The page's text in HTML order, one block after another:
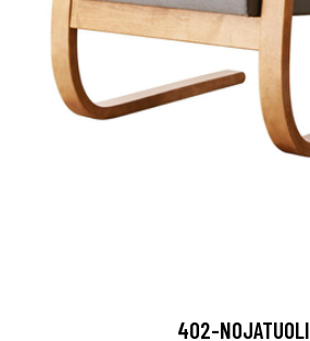
402-NOJATUOLI